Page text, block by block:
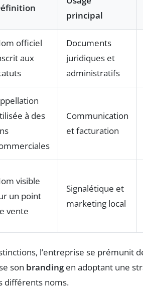
principal
officiel
aux
Documents
juridiques et
administratifs
à des
Communication
et facturation
visible
un point
vente
Signalétique et
marketing local
l’entreprise se prémunit
son brandingen adoptant une
différents noms.